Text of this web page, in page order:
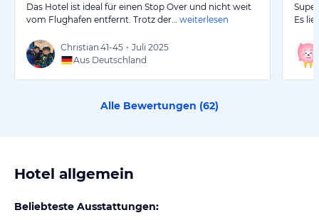
Das Hotel ist ideal für einen Stop Over und nicht weit
vom Flughafen entfernt. Trotz der…
weiterlesen
Christian 41-45 • Juli 2025
Aus Deutschland
Es
Alle Bewertungen (62)
Hotel allgemein
Beliebteste Ausstattungen: